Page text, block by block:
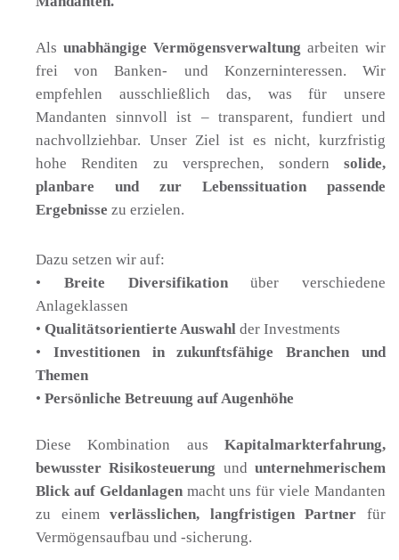
Als unabhängige Vermögensverwaltung arbeiten wir
frei von Banken- und Konzerninteressen. Wir
empfehlen ausschließlich das, was für unsere
Mandanten sinnvoll ist – transparent, fundiert und
nachvollziehbar. Unser Ziel ist es nicht, kurzfristig
hohe Renditen zu versprechen, sondern solide,
planbare und zur Lebenssituation passende
Ergebnisse zu erzielen.
Dazu setzen wir auf:
• Breite Diversifikationüber verschiedene
Anlageklassen
• Qualitätsorientierte Auswahl der Investments
• Investitionen in zukunftsfähige Branchen und
Themen
• Persönliche Betreuung auf Augenhöhe
Diese Kombination aus Kapitalmarkterfahrung,
bewusster Risikosteuerung undunternehmerischem
Blick auf Geldanlagenmacht uns für viele Mandanten
zu einemverlässlichen, langfristigen Partner für
Vermögensaufbau und -sicherung.